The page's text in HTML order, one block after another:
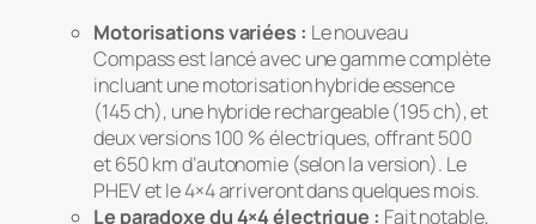
Motorisations variées : Le nouveau
Compass est lancé avec une gamme complète
incluant une motorisation hybride essence
(145 ch), une hybride rechargeable (195 ch), et
deux versions 100 % électriques, offrant 500
et 650 km d’autonomie (selon la version). Le
PHEV et le 4×4 arriveront dans quelques mois.
Le paradoxe du 4×4 électrique : Fait notable,